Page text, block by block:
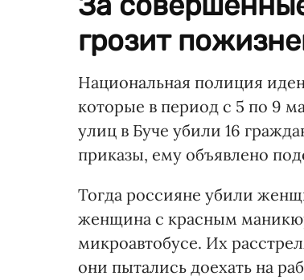
грозит
Национальная полиция
которые в период с 5 по 9
улиц в Буче убили 16
приказы, ему объявлено
Тогда россияне убили
женщина с красным
микроавтобусе. Их
они пытались доехать на